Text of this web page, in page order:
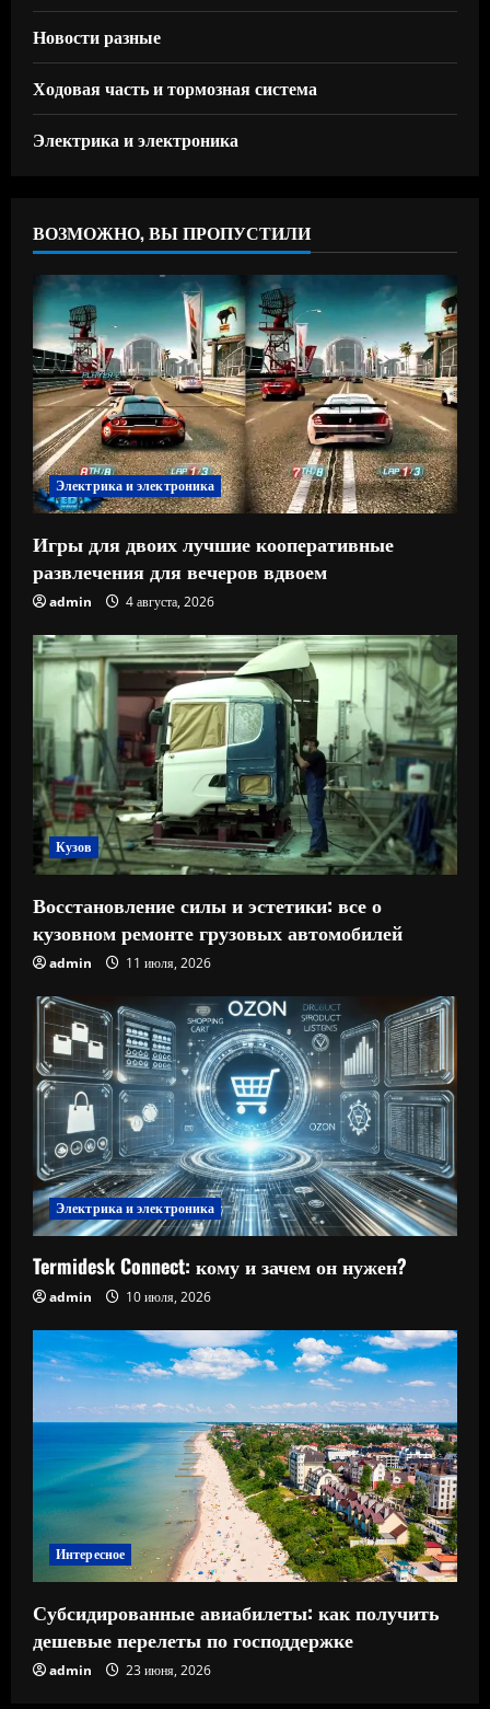
Новости разные
Ходовая часть и тормозная система
Электрика и электроника
ВОЗМОЖНО, ВЫ ПРОПУСТИЛИ
Электрика и электроника
Игры для двоих лучшие кооперативные
развлечения для вечеров вдвоем
admin 4 августа, 2026
Кузов
Восстановление силы и эстетики: все о
кузовном ремонте грузовых автомобилей
admin 11 июля, 2026
Электрика и электроника
Termidesk Connect: кому и зачем он нужен?
admin 10 июля, 2026
Интересное
Субсидированные авиабилеты: как получить
дешевые перелеты по господдержке
admin 23 июня, 2026